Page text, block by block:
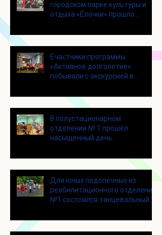
городском парке культуры и
отдыха «Ёлочки» прошло
Eчастники программы
«Активное долголетие»
побывали с экскурсией в
В полустационарном
отделении № 1 прошёл
насыщенный день.
Для юных подопечных из
реабилитационного отделения
№1 состоялся танцевальный